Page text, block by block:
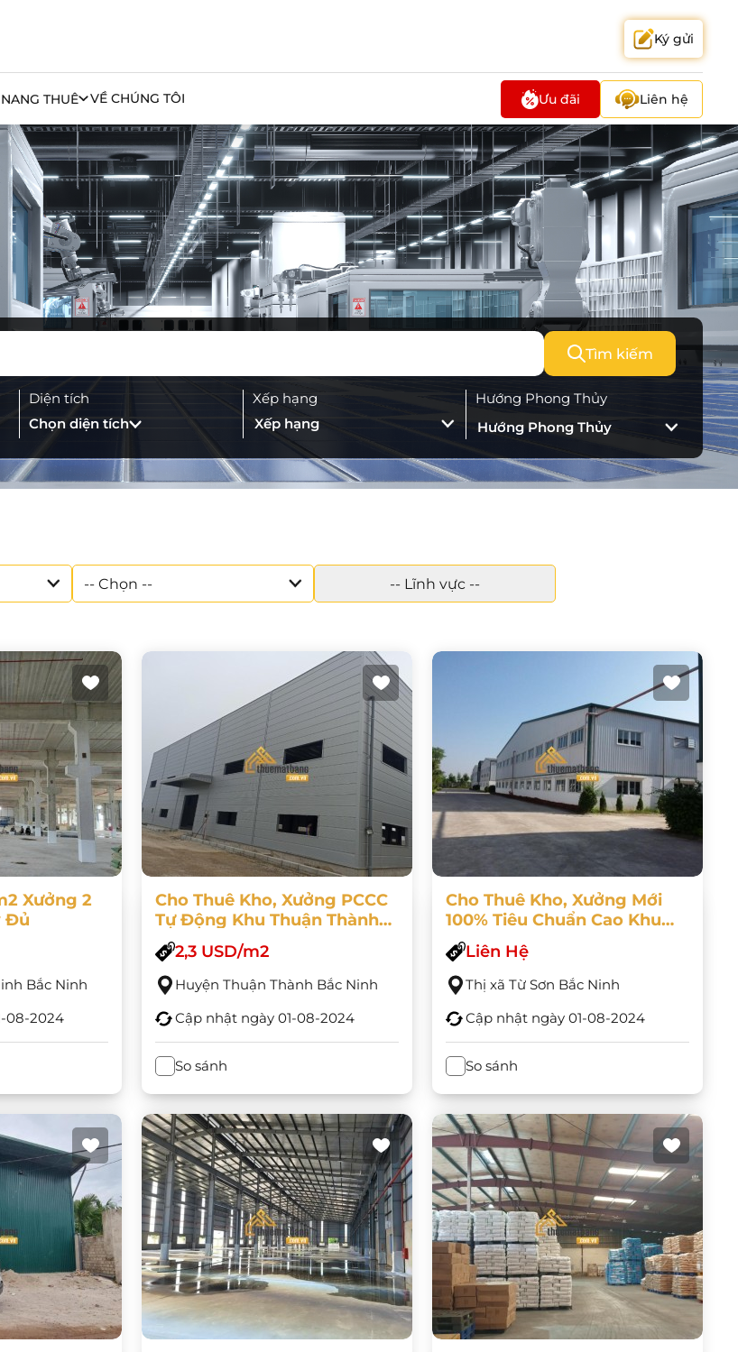
Ký gửi
THUÊ VỀ CHÚNG TÔI Ưu đãi Liên hệ
Tìm kiếm
Diện tích
Chọn diện tích
Xếp hạng Hướng Phong Thủy
-- Lĩnh vực --
Xưởng 2
Đủ
Bắc Ninh
08-2024
Cho Thuê Kho, Xưởng PCCC
Tự Động Khu Thuận Thành
Bắc Ninh DT 1000m2 Đến
200.000m2
2,3 USD/m2
Huyện Thuận Thành Bắc Ninh
Cập nhật ngày 01-08-2024
So sánh
Cho Thuê Kho, Xưởng Mới
100% Tiêu Chuẩn Cao Khu
Vsip, Bắc Ninh DT 1000m2
Đến 100.000m2 Giá Tốt
Liên Hệ
Thị xã Từ Sơn Bắc Ninh
Cập nhật ngày 01-08-2024
So sánh